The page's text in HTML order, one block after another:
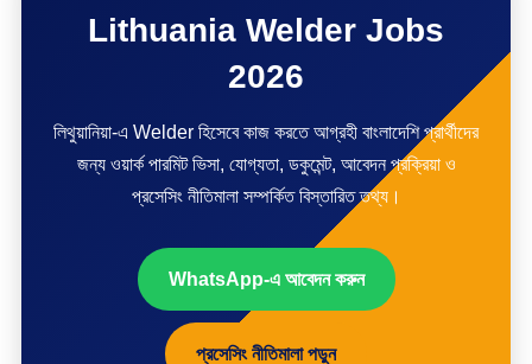
Lithuania Welder Jobs
2026
লিথুয়ানিয়া-এ Welder হিসেবে কাজ করতে আগ্রহী বাংলাদেশি প্রার্থীদের
জন্য ওয়ার্ক পারমিট ভিসা, যোগ্যতা, ডকুমেন্ট, আবেদন প্রক্রিয়া ও
প্রসেসিং নীতিমালা সম্পর্কিত বিস্তারিত তথ্য।
WhatsApp-এ আবেদন করুন
প্রসেসিং নীতিমালা পড়ুন